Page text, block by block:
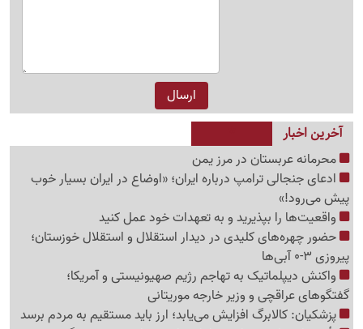
آخرین اخبار
محرمانه عربستان در مرز یمن
ادعای جنجالی ترامپ درباره ایران؛ «اوضاع در ایران بسیار خوب
پیش می‌رود!»
واقعیت‌ها را بپذیرید و به تعهدات خود عمل کنید
حضور چهره‌های کلیدی در دیدار استقلال و استقلال خوزستان؛
پیروزی 3-0 آبی‌ها
واکنش دیپلماتیک به تهاجم رژیم صهیونیستی و آمریکا؛
گفتگوهای عراقچی و وزیر خارجه موریتانی
پزشکیان: کالابرگ افزایش می‌یابد؛ ارز باید مستقیم به مردم برسد